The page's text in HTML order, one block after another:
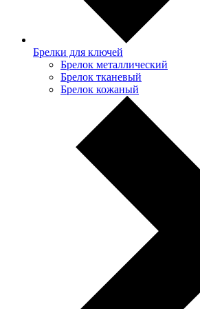
Брелки для ключей
Брелок металлический
Брелок тканевый
Брелок кожаный